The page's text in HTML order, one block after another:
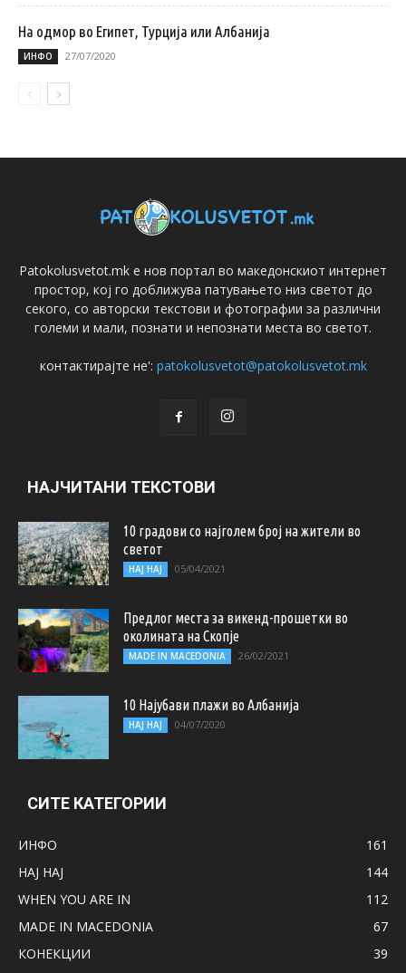
На одмор во Египет, Турција или Албанија
ИНФО 27/07/2020
Patokolusvetot.mk е нов портал во македонскиот интернет
простор, кој го доближува патувањето низ светот до
секого, со авторски текстови и фотографии за различни
големи и мали, познати и непознати места во светот.
контактирајте не': patokolusvetot@patokolusvetot.mk
НАЈЧИТАНИ ТЕКСТОВИ
10 градови со најголем број на жители во
светот
НАЈ НАЈ 05/04/2021
Предлог места за викенд-прошетки во
околината на Скопје
MADE IN MACEDONIA 26/02/2021
10 Најубави плажи во Албанија
НАЈ НАЈ 04/07/2020
СИТЕ КАТЕГОРИИ
ИНФО
161
НАЈ НАЈ
144
WHEN YOU ARE IN
112
MADE IN MACEDONIA
67
КОНЕКЦИИ
39